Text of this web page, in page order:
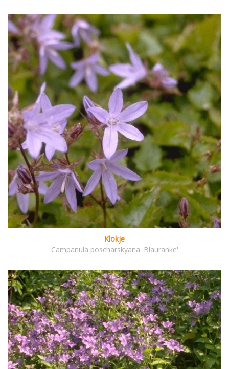
Klokje
Campanula poscharskyana 'Blauranke'